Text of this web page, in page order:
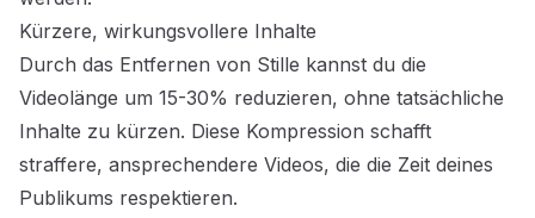
Kürzere, wirkungsvollere Inhalte
Durch das Entfernen von Stille kannst du die
Videolänge um 15-30% reduzieren, ohne tatsächliche
Inhalte zu kürzen. Diese Kompression schafft
straffere, ansprechendere Videos, die die Zeit deines
Publikums respektieren.